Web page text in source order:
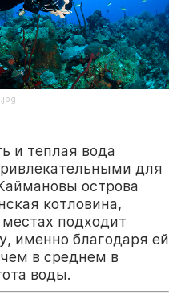
и теплая вода
для
острова
котловина,
подходит
именно благодаря ей
в среднем в
воды.